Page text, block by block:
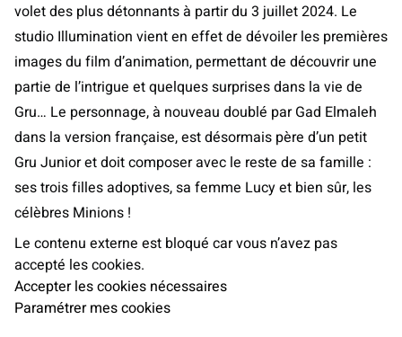
volet des plus détonnants à partir du 3 juillet 2024. Le
studio Illumination vient en effet de dévoiler les premières
images du film d’animation, permettant de découvrir une
partie de l’intrigue et quelques surprises dans la vie de
Gru… Le personnage, à nouveau doublé par Gad Elmaleh
dans la version française, est désormais père d’un petit
Gru Junior et doit composer avec le reste de sa famille :
ses trois filles adoptives, sa femme Lucy et bien sûr, les
célèbres Minions !
Le contenu externe est bloqué car vous n’avez pas
accepté les cookies.
Accepter les cookies nécessaires
Paramétrer mes cookies